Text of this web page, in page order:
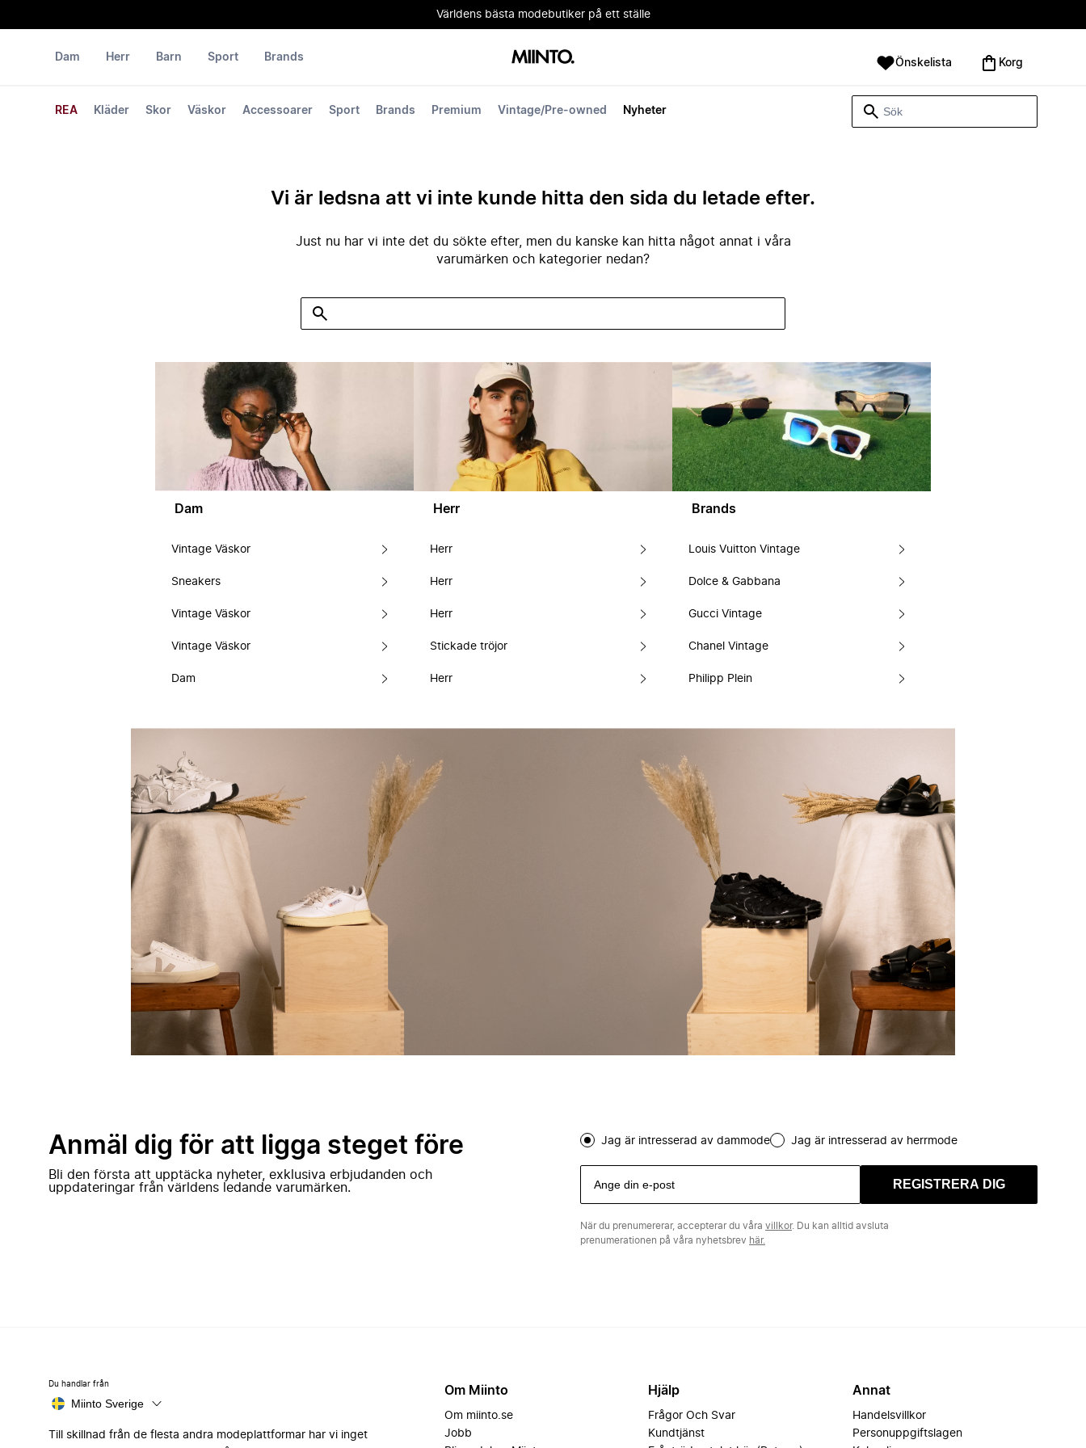
Världens bästa modebutiker på ett ställe
Dam
REA Kläder Skor Väskor Accessoarer Sport Brands Premium Vintage/Pre-owned Nyheter
Herr Barn Sport Brands Önskelista Korg
Vi är ledsna att vi inte kunde hitta den sida du letade efter.
Just nu har vi inte det du sökte efter, men du kanske kan hitta något annat i våra
varumärken och kategorier nedan?
Dam
Vintage Väskor
Sneakers
Vintage Väskor
Vintage Väskor
Dam
Herr
Herr
Herr
Herr
Stickade tröjor
Herr
Brands
Louis Vuitton Vintage
Dolce & Gabbana
Gucci Vintage
Chanel Vintage
Philipp Plein
Anmäl dig för att ligga steget före
Bli den första att upptäcka nyheter, exklusiva erbjudanden och
uppdateringar från världens ledande varumärken.
Jag är intresserad av dammode Jag är intresserad av herrmode
REGISTRERA DIG
När du prenumererar, accepterar du våra villkor. Du kan alltid avsluta
prenumerationen på våra nyhetsbrev här.
Du handlar från
Miinto Sverige
Till skillnad från de flesta andra modeplattformar har vi inget
Om Miinto
Om miinto.se
Jobb
Hjälp
Frågor Och Svar
Kundtjänst
Annat
Handelsvillkor
Personuppgiftslagen